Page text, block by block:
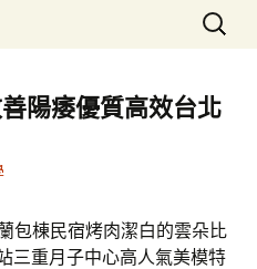
搜
尋
鍵
字:
陽痿優質高效台北
包棟民宿烤肉潔白的雲朵比
三重月子中心高人氣美模特